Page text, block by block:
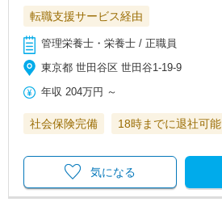
転職支援サービス経由
管理栄養士・栄養士 / 正職員
東京都 世田谷区 世田谷1-19-9
年収 204万円 ～
社会保険完備 18時までに退社可能
気になる